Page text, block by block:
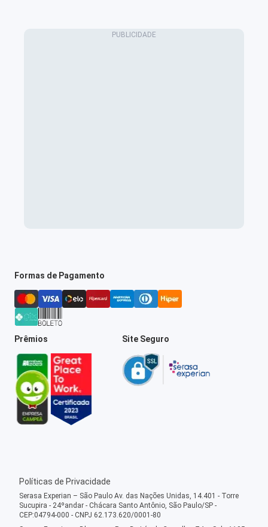
Formas de Pagamento
Prêmios Site Seguro
Políticas de Privacidade
Serasa Experian – São Paulo Av. das Nações Unidas, 14.401 - Torre
Sucupira - 24ºandar - Chácara Santo Antônio, São Paulo/SP -
CEP:04794-000 - CNPJ 62.173.620/0001-80